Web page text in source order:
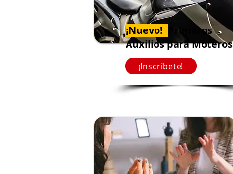
¡Nuevo!
Primeros
Auxilios para Moteros
¡Inscríbete!